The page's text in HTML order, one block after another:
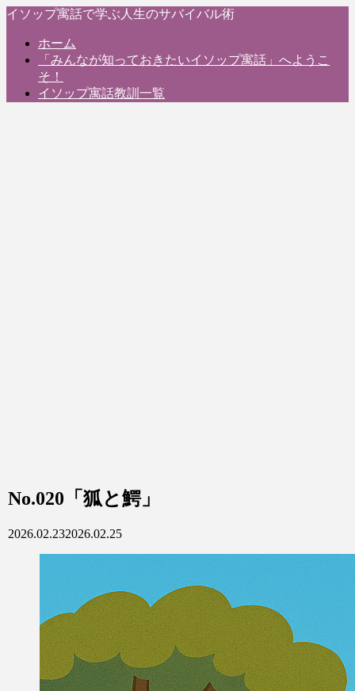
イソップ寓話で学ぶ人生のサバイバル術
ホーム
「みんなが知っておきたいイソップ寓話」へようこ
そ！
イソップ寓話教訓一覧
No.020「狐と鰐」
2026.02.232026.02.25